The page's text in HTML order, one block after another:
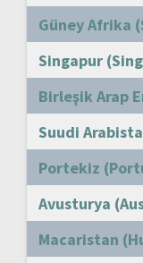
Güney Afrika
Singapur
Birleşik Arap
Suudi
Portekiz
Avusturya
Macaristan